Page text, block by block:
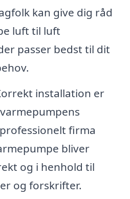
kan give dig råd
luft til luft
passer bedst til dit
installation er
firma
bliver
og i henhold til
og forskrifter.